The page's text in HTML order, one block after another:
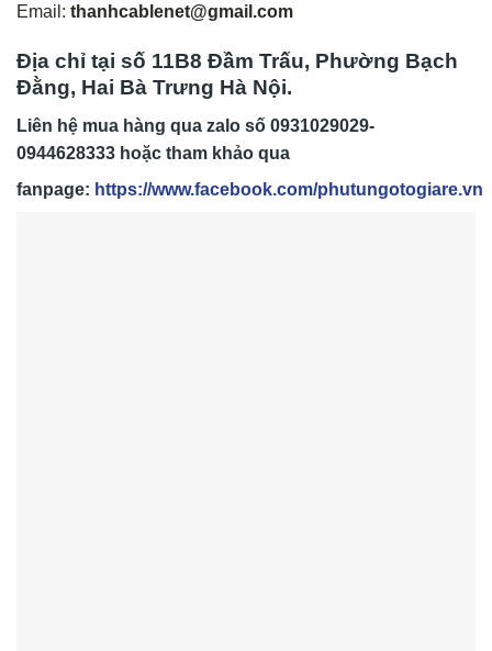
Email: thanhcablenet@gmail.com
Địa chỉ tại số 11B8 Đầm Trấu, Phường Bạch
Đằng, Hai Bà Trưng Hà Nội.
Liên hệ mua hàng qua zalo số 0931029029-
0944628333 hoặc tham khảo qua
fanpage: https://www.facebook.com/phutungotogiare.vn